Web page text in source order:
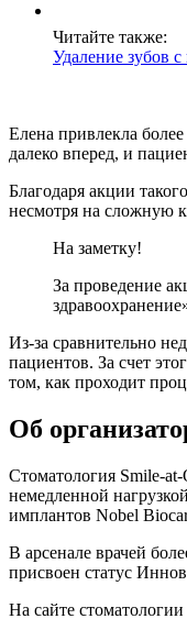
Читайте также:
Удаление зубов
Елена привлекла
далеко вперед, и
Благодаря акции
несмотря на сложную
На заметку!
За проведение
Из-за сравнительно
пациентов. За счет
том, как проходит
Об
Стоматология Smile-
немедленной
имплантов Nobel
В арсенале врачей
присвоен статус
На сайте